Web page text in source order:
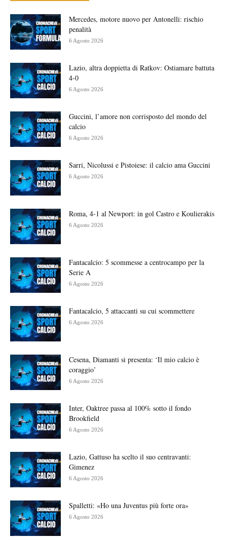
Mercedes, motore nuovo per Antonelli: rischio
penalità
6 Agosto 2026
Lazio, altra doppietta di Ratkov: Ostiamare battuta
4-0
6 Agosto 2026
Guccini, l’amore non corrisposto del mondo del
calcio
6 Agosto 2026
Sarri, Nicolussi e Pistoiese: il calcio ama Guccini
6 Agosto 2026
Roma, 4-1 al Newport: in gol Castro e Koulierakis
6 Agosto 2026
Fantacalcio: 5 scommesse a centrocampo per la
Serie A
6 Agosto 2026
Fantacalcio, 5 attaccanti su cui scommettere
6 Agosto 2026
Cesena, Diamanti si presenta: ‘Il mio calcio è
coraggio’
6 Agosto 2026
Inter, Oaktree passa al 100% sotto il fondo
Brookfield
6 Agosto 2026
Lazio, Gattuso ha scelto il suo centravanti:
Gimenez
6 Agosto 2026
Spalletti: «Ho una Juventus più forte ora»
6 Agosto 2026